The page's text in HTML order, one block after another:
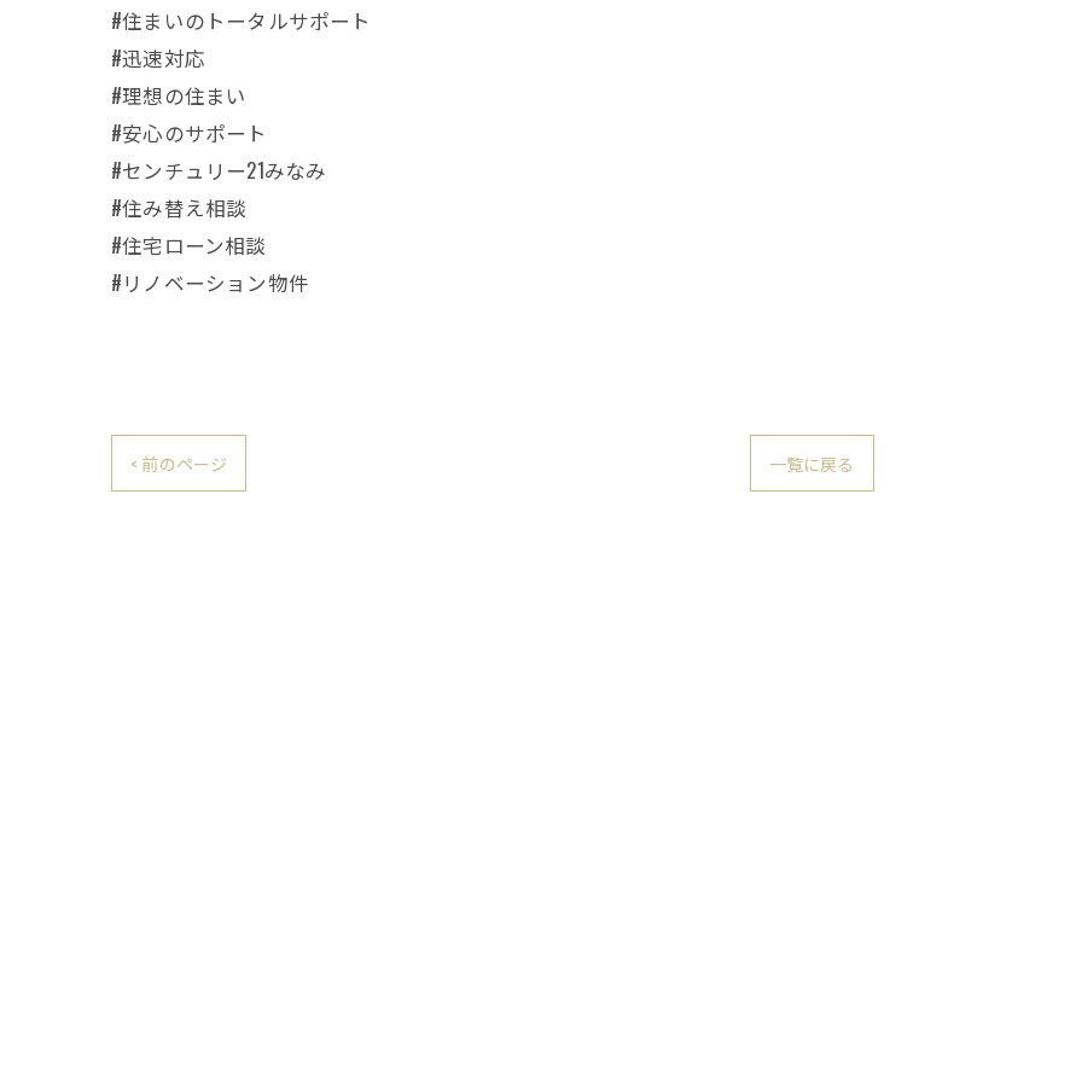
#住まいのトータルサポート
#迅速対応
#理想の住まい
#安心のサポート
#センチュリー21みなみ
#住み替え相談
#住宅ローン相談
#リノベーション物件
< 前のページ 一覧に戻る